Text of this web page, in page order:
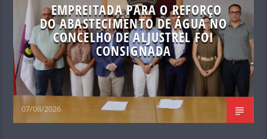
EMPREITADA PARA O REFORÇO
DO ABASTECIMENTO DE ÁGUA NO
CONCELHO DE ALJUSTREL FOI
CONSIGNADA
07/08/2026